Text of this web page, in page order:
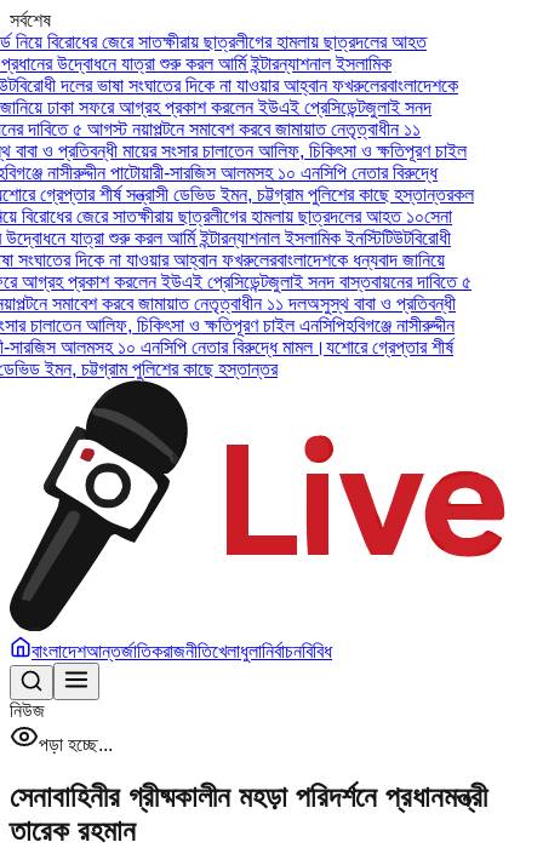
সর্বশেষ
জেরে সাতক্ষীরায় ছাত্রলীগের হামলায় ছাত্রদলের আহত
উদ্বোধনে যাত্রা শুরু করল আর্মি ইন্টারন্যাশনাল ইসলামিক
দলের ভাষা সংঘাতের দিকে না যাওয়ার আহ্বান ফখরুলেরবাংলাদেশকে
ঢাকা সফরে আগ্রহ প্রকাশ করলেন ইউএই প্রেসিডেন্টজুলাই সনদ
৫ আগস্ট নয়াপল্টনে সমাবেশ করবে জামায়াত নেতৃত্বাধীন ১১
প্রতিবন্ধী মায়ের সংসার চালাতেন আলিফ, চিকিৎসা ও ক্ষতিপূরণ চাইল
নাসীরুদ্দীন পাটোয়ারী-সারজিস আলমসহ ১০ এনসিপি নেতার বিরুদ্ধে
শীর্ষ সন্ত্রাসী ডেভিড ইমন, চট্টগ্রাম পুলিশের কাছে হস্তান্তরকল
জেরে সাতক্ষীরায় ছাত্রলীগের হামলায় ছাত্রদলের আহত ১০সেনা
যাত্রা শুরু করল আর্মি ইন্টারন্যাশনাল ইসলামিক ইনস্টিটিউটবিরোধী
দিকে না যাওয়ার আহ্বান ফখরুলেরবাংলাদেশকে ধন্যবাদ জানিয়ে
প্রকাশ করলেন ইউএই প্রেসিডেন্টজুলাই সনদ বাস্তবায়নের দাবিতে ৫
সমাবেশ করবে জামায়াত নেতৃত্বাধীন ১১ দল অসুস্থ বাবা ও প্রতিবন্ধী
আলিফ, চিকিৎসা ও ক্ষতিপূরণ চাইল এনসিপিহবিগঞ্জে নাসীরুদ্দীন
আলমসহ ১০ এনসিপি নেতার বিরুদ্ধে মামল।যশোরে গ্রেপ্তার শীর্ষ
ইমন, চট্টগ্রাম পুলিশের কাছে হস্তান্তর
বাংলাদেশআন্তর্জাতিকরাজনীতিখেলাধুলানির্বাচনবিবিধ
নিউজ
পড়া হচ্ছে...
সেনাবাহিনীর গ্রীষ্মকালীন মহড়া পরিদর্শনে প্রধানমন্ত্রী
তারেক রহমান